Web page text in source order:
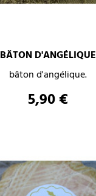
BÂTON D'ANGÉLIQUE
bâton d'angélique.
Prix
5,90 €
AJOUTER AU PANIER